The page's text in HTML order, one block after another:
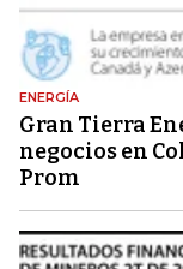
ENERGÍA
Gran Tierra
negocios en
Prom